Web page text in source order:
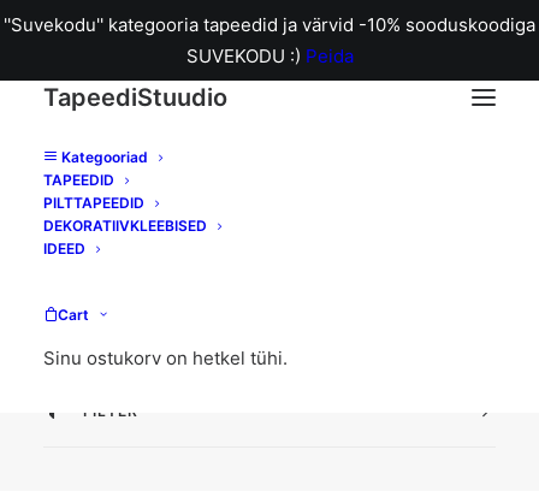
''Suvekodu'' kategooria tapeedid ja värvid -10% sooduskoodiga
SUVEKODU :) Peida
TapeediStuudio
Kategooriad
TAPEEDID
PILTTAPEEDID
DEKORATIIVKLEEBISED
IDEED
Cart
Sinu ostukorv on hetkel tühi.
FILTER